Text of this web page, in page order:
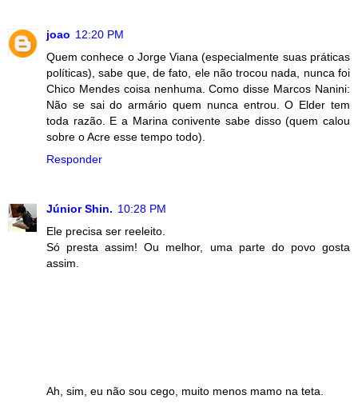
joao 12:20 PM
Quem conhece o Jorge Viana (especialmente suas práticas
políticas), sabe que, de fato, ele não trocou nada, nunca foi
Chico Mendes coisa nenhuma. Como disse Marcos Nanini:
Não se sai do armário quem nunca entrou. O Elder tem
toda razão. E a Marina conivente sabe disso (quem calou
sobre o Acre esse tempo todo).
Responder
Júnior Shin. 10:28 PM
Ele precisa ser reeleito.
Só presta assim! Ou melhor, uma parte do povo gosta
assim.
Ah, sim, eu não sou cego, muito menos mamo na teta.